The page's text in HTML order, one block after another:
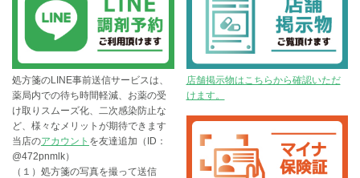
処方箋のLINE事前送信サービスは、
薬局内での待ち時間軽減、お薬の受
け取りスムーズ化、二次感染防止な
ど、様々なメリットが期待できます
当店のアカウント を友達追加（ID：
@472pnmlk）
（１）処方箋の写真を撮って送信
店舗掲示物はこちらから確認いただ
けます。